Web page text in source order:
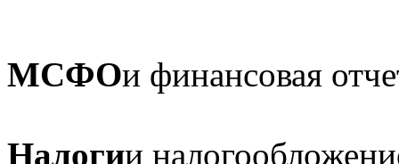
МСФОи финансовая
Налогии